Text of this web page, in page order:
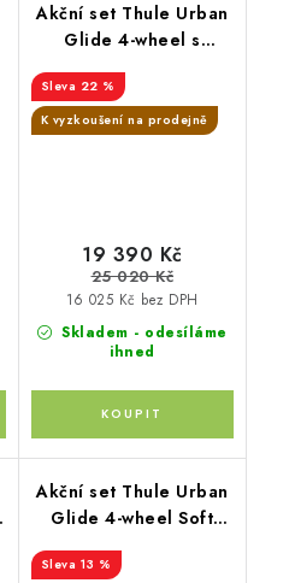
Akční set Thule Urban
Glide 4-wheel s
magnetickou přezkou
Mid blue + pláštěnka +
moskytiéra + madlo
22 %
K vyzkoušení na prodejně
Skladem - odesíláme
ihned
16 025 Kč bez DPH
19 390 Kč
25 020 Kč
Akční set Thule Urban
Glide 4-wheel Soft
Beige + korba +
pláštěnka + moskytiéra
13 %